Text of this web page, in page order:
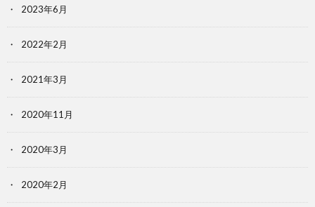
2023年6月
2022年2月
2021年3月
2020年11月
2020年3月
2020年2月